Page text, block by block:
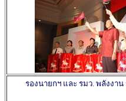
รองนายกฯ และ รมว. พลังงา